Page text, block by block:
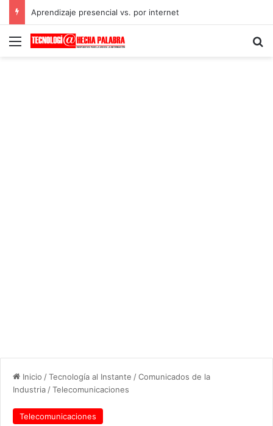
Aprendizaje presencial vs. por internet
Menú
Inicio /Tecnología al Instante /Comunicados de la
Industria /Telecomunicaciones
Telecomunicaciones